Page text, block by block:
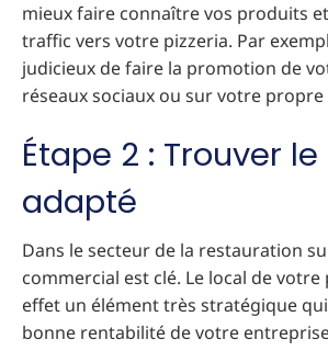
mieux faire connaître vos produits
traffic vers votre pizzeria. Par
judicieux de faire la promotion de
réseaux sociaux ou sur votre
Étape 2 : Trouver
adapté
Dans le secteur de la restauration
commercial est clé. Le local de votre
effet un élément très stratégique
bonne rentabilité de votre